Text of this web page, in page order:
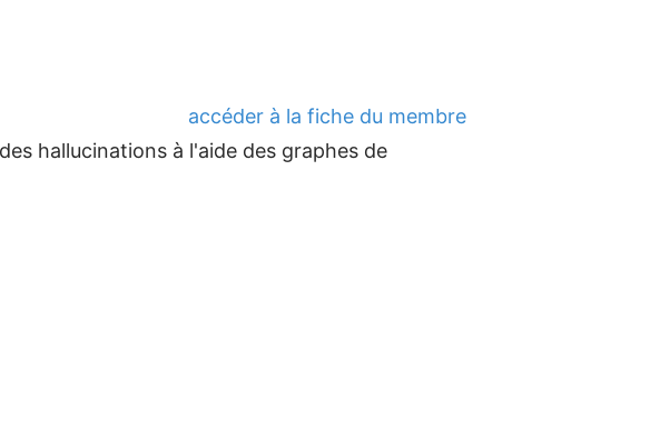
accéder à la fiche du membre
hallucinations à l'aide des graphes de